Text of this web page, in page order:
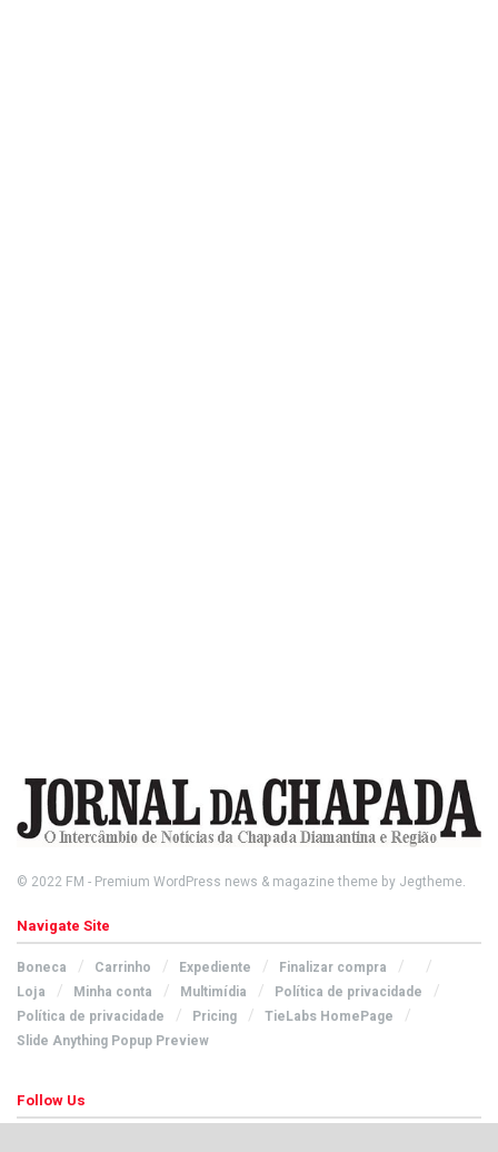
© 2022 FM - Premium WordPress news & magazine theme by Jegtheme.
Navigate Site
Boneca Carrinho Expediente
Finalizar compra
Loja
Minha conta Multimídia
Política de privacidade
Política de privacidade
Pricing
TieLabs HomePage
Slide Anything Popup Preview
Follow Us